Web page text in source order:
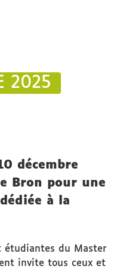
2025
décembre
Bron pour une
à la
étudiantes du Master
invite tous ceux et